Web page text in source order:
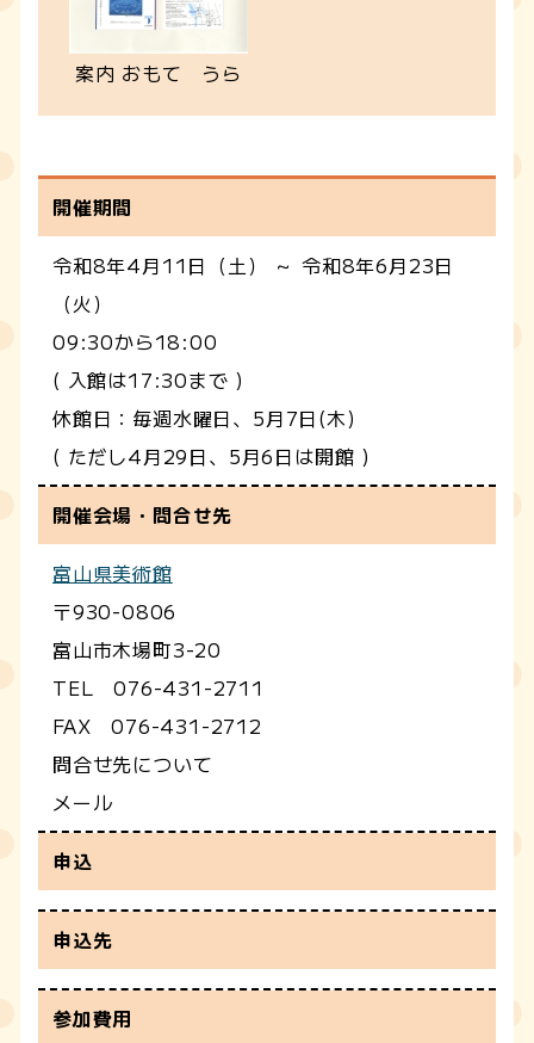
案内 おもて うら
開催期間
令和8年4月11日（土） ～ 令和8年6月23日
（火）
09:30から18:00
( 入館は17:30まで )
休館日：毎週水曜日、5月7日(木)
( ただし4月29日、5月6日は開館 )
開催会場・問合せ先
富山県美術館
〒930-0806
富山市木場町3-20
TEL 076-431-2711
FAX 076-431-2712
問合せ先について
メール
申込
申込先
参加費用